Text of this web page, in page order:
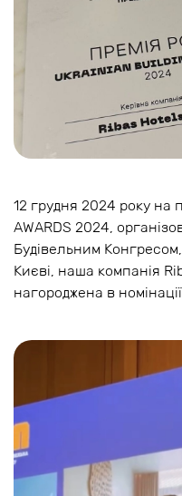
12 грудня 2024 року на
AWARDS 2024,
Будівельним
Києві, наша компанія
нагороджена в